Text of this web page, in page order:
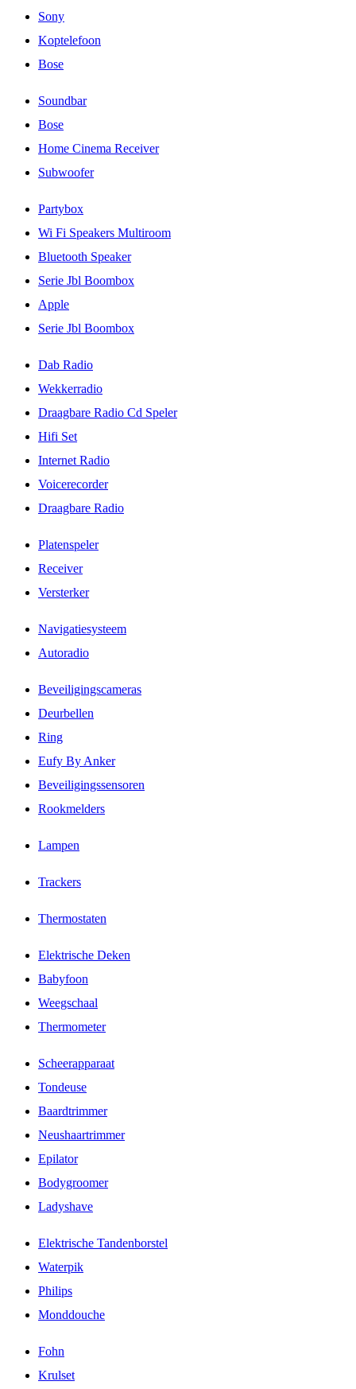
Sony
Koptelefoon
Bose
Soundbar
Bose
Home Cinema Receiver
Subwoofer
Partybox
Wi Fi Speakers Multiroom
Bluetooth Speaker
Serie Jbl Boombox
Apple
Serie Jbl Boombox
Dab Radio
Wekkerradio
Draagbare Radio Cd Speler
Hifi Set
Internet Radio
Voicerecorder
Draagbare Radio
Platenspeler
Receiver
Versterker
Navigatiesysteem
Autoradio
Beveiligingscameras
Deurbellen
Ring
Eufy By Anker
Beveiligingssensoren
Rookmelders
Lampen
Trackers
Thermostaten
Elektrische Deken
Babyfoon
Weegschaal
Thermometer
Scheerapparaat
Tondeuse
Baardtrimmer
Neushaartrimmer
Epilator
Bodygroomer
Ladyshave
Elektrische Tandenborstel
Waterpik
Philips
Monddouche
Fohn
Krulset